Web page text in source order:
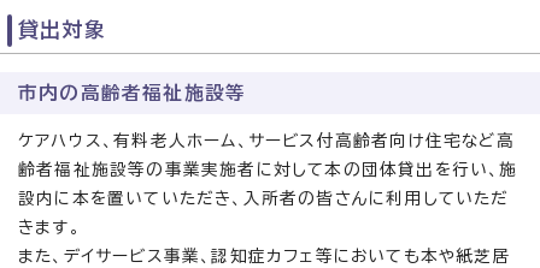
貸出対象
市内の高齢者福祉施設等
ケアハウス、有料老人ホーム、サービス付高齢者向け住宅など高
齢者福祉施設等の事業実施者に対して本の団体貸出を行い、施
設内に本を置いていただき、入所者の皆さんに利用していただ
きます。
また、デイサービス事業、認知症カフェ等においても本や紙芝居